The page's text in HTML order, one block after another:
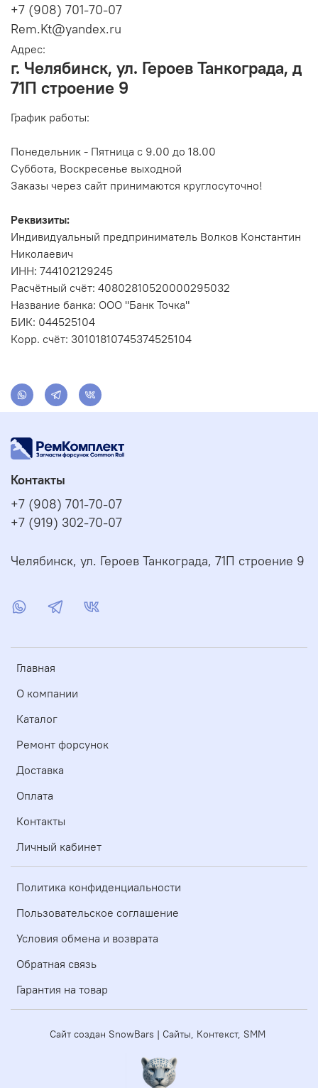
+7 (908) 701-70-07
Rem.Kt@yandex.ru
Адрес:
г. Челябинск, ул. Героев Танкограда, д
71П строение 9
График работы:
Понедельник - Пятница с 9.00 до 18.00
Суббота, Воскресенье выходной
Заказы через сайт принимаются круглосуточно!
Реквизиты:
Индивидуальный предприниматель Волков Константин
Николаевич
ИНН: 744102129245
Расчётный счёт: 40802810520000295032
Название банка: ООО "Банк Точка"
БИК: 044525104
Корр. счёт: 30101810745374525104
Главная
О компании
Каталог
Ремонт форсунок
Доставка
Оплата
Контакты
Личный кабинет
Политика конфиденциальности
Пользовательское соглашение
Условия обмена и возврата
Обратная связь
Гарантия на товар
Контакты
+7 (908) 701-70-07
+7 (919) 302-70-07
Челябинск, ул. Героев Танкограда, 71П строение 9
Сайт создан SnowBars | Сайты, Контекст, SMM